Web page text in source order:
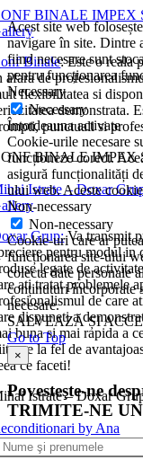
BINALE IMPEX
Binale: Este o reala
afara de
flexibilitatea si
demonstrata.
punctuali si
BINALE IMPEX
Istrate – Doxar
Grup:Va transmit
pentru modul in
legate de
ati tratat problemele
de care
dispuneti a
buna si mai rapida a
la fel de
ce faceti!
Istrate – Doxar
by Ana
Acest site web
navigare în site. Dintre
fiind necesare sunt
pentru funcționarea
Necessary
Necessary
Întotdeauna activate
Cookie-urile necesare
funcționeze corect.
asigură funcționalități
ului web. Aceste
Non-necessary
Non-necessary
Cookie-uri care ar
funcționarea site-ului
colecta date personale
conținuturi încorporate
necesare.
SALVEAZĂ ȘI
Go to Top
×
Povesteşte-ne
TRIMITE-NE